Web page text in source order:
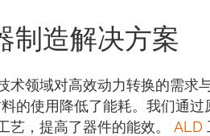
制造解决方案
术领域对高效动力转换的需求
的使用降低了能耗。我们通过
艺，提高了器件的能效。 ALD